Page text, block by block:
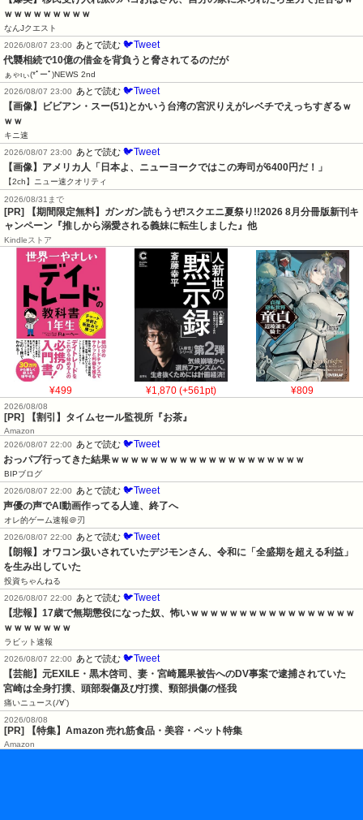
ｗｗｗｗｗｗｗｗｗ
なんJクエスト
2026/08/07 23:00
あとで読む 🐦Tweet
代襲相続で10億の借金を背負うと脅されてるのだが
ぁゃιぃ(*ﾟーﾟ)NEWS 2nd
2026/08/07 23:00
あとで読む 🐦Tweet
【画像】ビビアン・スー(51)とかいう台湾の宮沢りえがレベチでえっちすぎるｗ
ｗｗ
キニ速
2026/08/07 23:00
あとで読む 🐦Tweet
【画像】アメリカ人「日本よ、ニューヨークではこの寿司が6400円だ！」
【2ch】ニュー速クオリティ
2026/08/31まで
[PR] 【期間限定無料】ガンガン読もうぜ!スクエニ夏祭り!!2026 8月分冊版新刊キ
ャンペーン『推しから溺愛される義妹に転生しました』他
Kindleストア
¥499 ¥1,870 (+561pt) ¥809
2026/08/08
[PR] 【割引】タイムセール監視所『お茶』
Amazon
2026/08/07 22:00
あとで読む 🐦Tweet
おっパブ行ってきた結果ｗｗｗｗｗｗｗｗｗｗｗｗｗｗｗｗｗｗｗｗ
BIPブログ
2026/08/07 22:00
あとで読む 🐦Tweet
声優の声でAI動画作ってる人達、終了へ
オレ的ゲーム速報＠刃
2026/08/07 22:00
あとで読む 🐦Tweet
【朗報】オワコン扱いされていたデジモンさん、令和に「全盛期を超える利益」
を生み出していた
投資ちゃんねる
2026/08/07 22:00
あとで読む 🐦Tweet
【悲報】17歳で無期懲役になった奴、怖いｗｗｗｗｗｗｗｗｗｗｗｗｗｗｗｗｗ
ｗｗｗｗｗｗｗ
ラビット速報
2026/08/07 22:00
あとで読む 🐦Tweet
【芸能】元EXILE・黒木啓司、妻・宮崎麗果被告へのDV事案で逮捕されていた
宮崎は全身打撲、頭部裂傷及び打撲、頸部損傷の怪我
痛いニュース(ﾉ∀`)
2026/08/08
[PR] 【特集】Amazon 売れ筋食品・美容・ペット特集
Amazon